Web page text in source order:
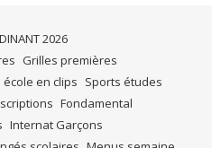
2026
Grilles premières
école en clips Sports études
Fondamental
Internat Garçons